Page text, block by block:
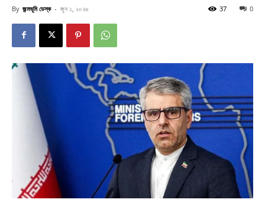
By জন্মভূমি ডেস্ক - জুন ১, ২০২৬ 0
37